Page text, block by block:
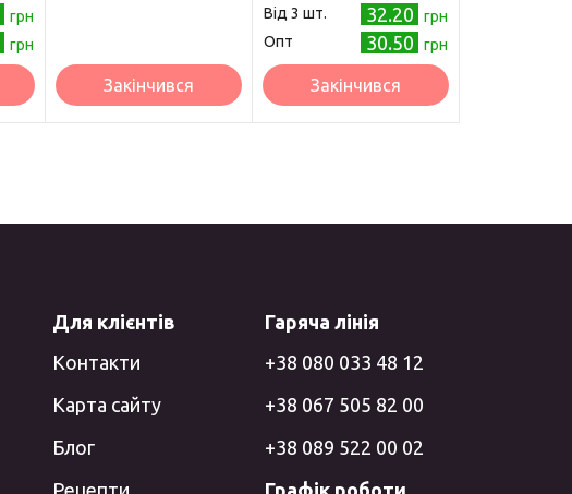
грн
грн
Закінчився
Від 3 шт.
32.20
грн
Опт
30.50 грн
Закінчився
Для клієнтів
Контакти
Карта сайту
Блог
Рецепти
Гаряча лінія
+38 080 033 48 12
+38 067 505 82 00
+38 089 522 00 02
Графік роботи